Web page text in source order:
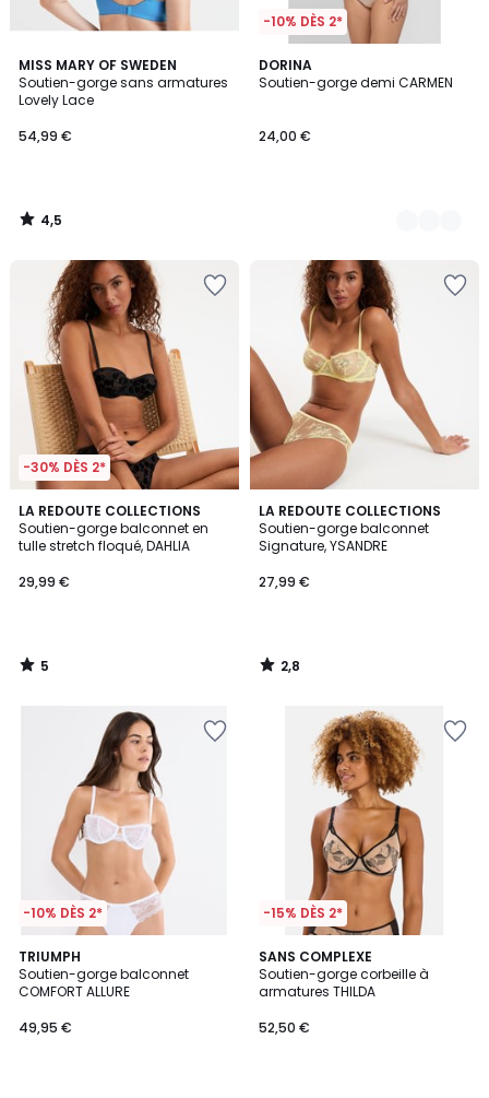
MISS MARY OF SWEDEN
Soutien-gorge sans armatures
Lovely Lace
54,99 €
4,5
/ 5
4,5
/
-10% DÈS 2*
DORINA
Soutien-gorge demi CARMEN
24,00 €
2
Couleurs
-30% DÈS 2*
LA REDOUTE COLLECTIONS
Soutien-gorge balconnet en
tulle stretch floqué, DAHLIA
29,99 €
5
/
5
5
/
LA REDOUTE COLLECTIONS
Soutien-gorge balconnet
Signature, YSANDRE
27,99 €
2,8
/ 5
2,8
/
-10% DÈS 2*
TRIUMPH
Soutien-gorge balconnet
COMFORT ALLURE
49,95 €
2
Couleurs
-15% DÈS 2*
SANS COMPLEXE
Soutien-gorge corbeille à
armatures THILDA
52,50 €